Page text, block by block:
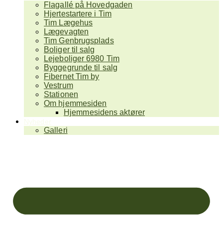
Flagallé på Hovedgaden
Hjertestartere i Tim
Tim Lægehus
Lægevagten
Tim Genbrugsplads
Boliger til salg
Lejeboliger 6980 Tim
Byggegrunde til salg
Fibernet Tim by
Vestrum
Stationen
Om hjemmesiden
Hjemmesidens aktører
Galleri